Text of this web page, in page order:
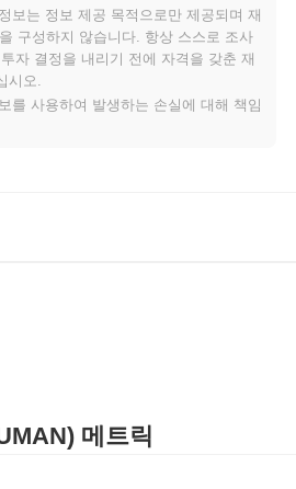
메트릭
넓은 암호화폐 시장과 비교하여 어
요?
는
장을 앞질렀습니다. 이는 더 넓은 시장 모
의 가격 움직임에서 강력한 성과를 나타냅
보는 정보 제공 목적으로만 제공되며 재
구성하지 않습니다. 항상 스스로 조사
자 결정을 내리기 전에 자격을 갖춘 재
시오.
를 사용하여 발생하는 손실에 대해 책임